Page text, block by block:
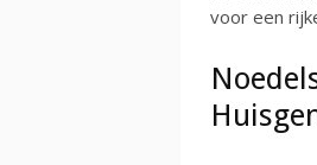
voor een